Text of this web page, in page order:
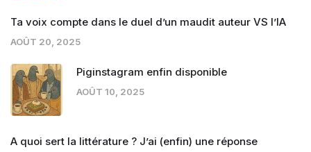
Ta voix compte dans le duel d’un maudit auteur VS l’IA
AOÛT 20, 2025
Piginstagram enfin disponible
AOÛT 10, 2025
A quoi sert la littérature ? J’ai (enfin) une réponse